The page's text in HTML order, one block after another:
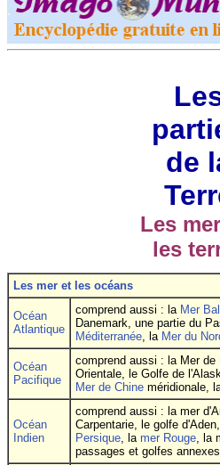
.
de
Les
les
Les mer et les océans
Océan
Atlantique
comprend aussi : la Mer
Danemark, une partie du
Méditerranée, la Mer du
Océan
Pacifique
comprend aussi : la Mer de
Orientale, le Golfe de
Mer de Chine méridionale,
Océan
Indien
comprend aussi : la mer
Carpentarie, le golfe
Persique, la mer Rouge, la
passages et golfes annexes